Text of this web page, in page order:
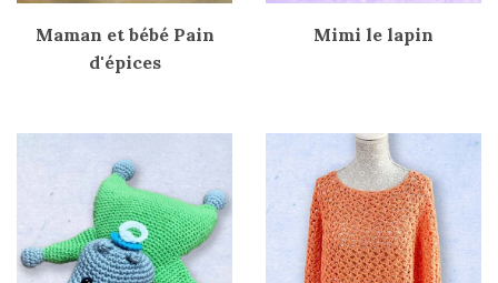
Maman et bébé Pain
d'épices
Mimi le lapin